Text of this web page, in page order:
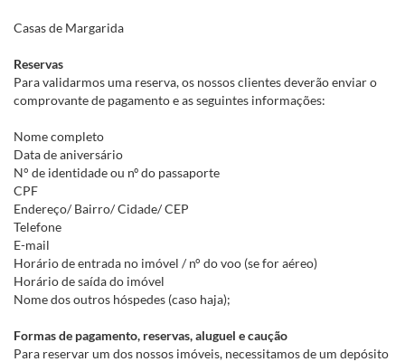
Casas de Margarida
Reservas
Para validarmos uma reserva, os nossos clientes deverão enviar o
comprovante de pagamento e as seguintes informações:
Nome completo
Data de aniversário
N° de identidade ou nº do passaporte
CPF
Endereço/ Bairro/ Cidade/ CEP
Telefone
E-mail
Horário de entrada no imóvel / n° do voo (se for aéreo)
Horário de saída do imóvel
Nome dos outros hóspedes (caso haja);
Formas de pagamento, reservas, aluguel e caução
Para reservar um dos nossos imóveis, necessitamos de um depósito